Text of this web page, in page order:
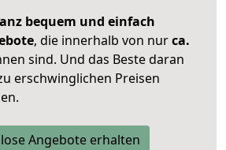
bequem und einfach
, die innerhalb von nurca.
sind. Und das Beste daran
erschwinglichen Preisen
Angebote erhalten